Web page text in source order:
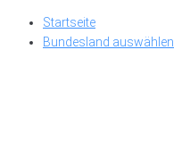
Skip
Startseite
Bundesland auswählen